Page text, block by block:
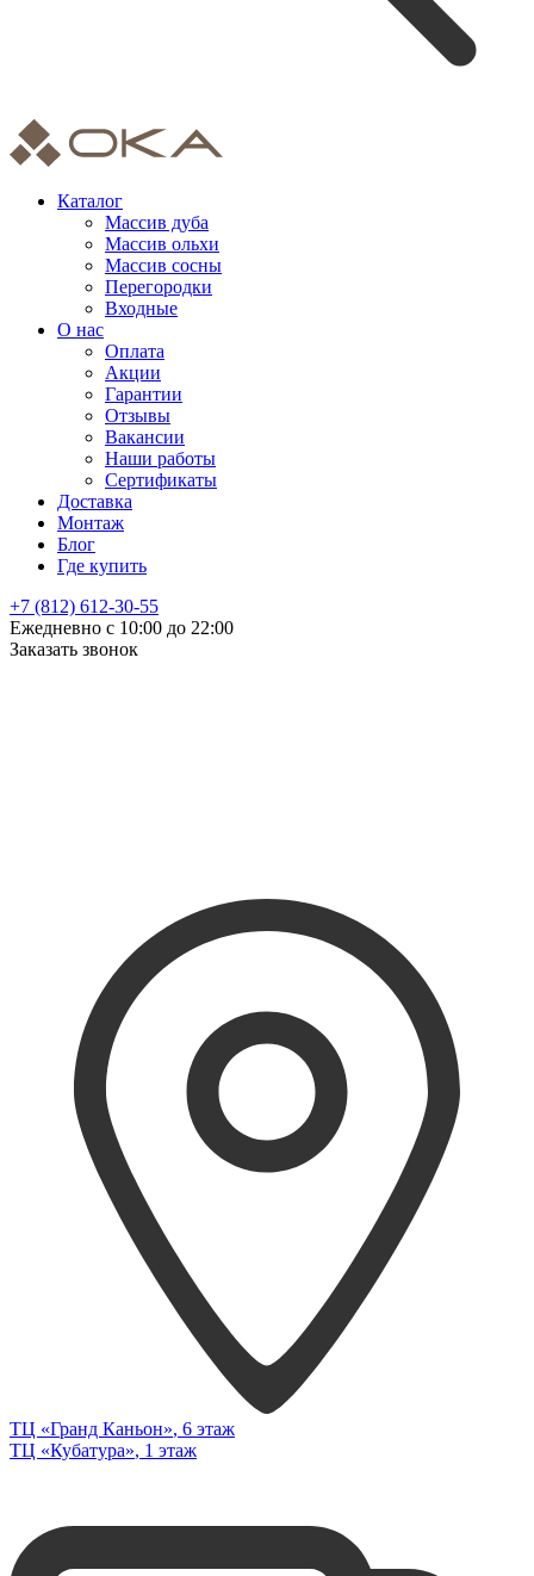
Каталог
Массив дуба
Массив ольхи
Массив сосны
Перегородки
Входные
О нас
Оплата
Акции
Гарантии
Отзывы
Вакансии
Наши работы
Сертификаты
Доставка
Монтаж
Блог
Где купить
+7 (812) 612-30-55
Ежедневно с 10:00 до 22:00
Заказать звонок
ТЦ «Гранд Каньон», 6 этаж
ТЦ «Кубатура», 1 этаж